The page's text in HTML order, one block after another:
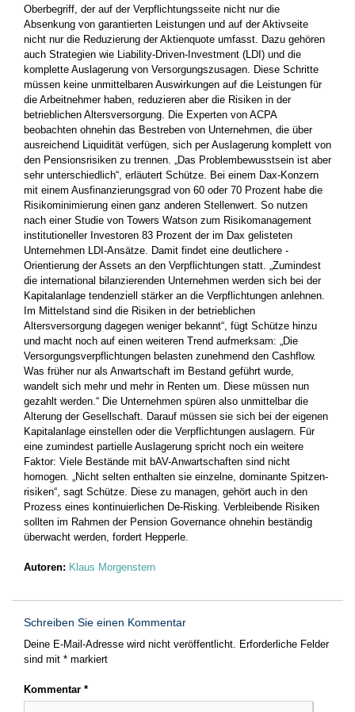
Oberbegriff, der auf der Verpflichtungsseite nicht nur die
Absenkung von garantierten Leistungen und auf der Aktivseite
nicht nur die Reduzierung der Aktienquote umfasst. Dazu gehören
auch Strategien wie Liability-Driven-Investment (LDI) und die
komplette Auslagerung von ­Versorgungszusagen. Diese Schritte
müssen keine unmittelbaren Auswirkungen auf die Leistungen für
die Arbeitnehmer haben, ­reduzieren aber die Risiken in der
betrieblichen Altersversorgung. Die Experten von ACPA
beobachten ohnehin das Bestreben von ­Unternehmen, die über
ausreichend Liquidität verfügen, sich per ­Auslagerung komplett von
den Pensionsrisiken zu trennen. „Das ­Problembewusstsein ist aber
sehr unterschiedlich“, erläutert Schütze. Bei einem Dax-Konzern
mit einem Ausfinanzierungsgrad von 60 oder 70 Prozent habe die
Risikominimierung einen ganz anderen Stellenwert. So nutzen
nach einer Studie von Towers Watson zum Risiko­management
institutioneller Investoren 83 Prozent der im Dax gelisteten
Unternehmen LDI-Ansätze. Damit findet eine deutlichere ­
Orientierung der Assets an den Verpflichtungen statt. „Zumindest
die international bilanzierenden Unternehmen werden sich bei der
Kapital­anlage ­tendenziell stärker an die Verpflichtungen anlehnen.
Im Mittelstand sind die Risiken in der betrieblichen
Altersversorgung dagegen weniger bekannt“, fügt Schütze hinzu
und macht noch auf einen weiteren Trend aufmerksam: „Die
Versorgungsverpflichtungen belasten ­zunehmend den Cashflow.
Was früher nur als Anwartschaft im ­Bestand geführt wurde,
wandelt sich mehr und mehr in Renten um. Diese müssen nun
gezahlt werden.“ Die Unternehmen spüren also­ unmittelbar die
Alterung der Gesellschaft. Darauf müssen sie sich bei der eigenen
Kapitalanlage einstellen oder die Verpflichtungen auslagern. Für
eine zumindest ­partielle Auslagerung spricht noch ein weitere
Faktor: Viele Bestände mit bAV-Anwartschaften sind nicht
homogen.­ „Nicht selten enthalten sie einzelne, dominante Spitzen­
risiken“, sagt Schütze. Diese zu ­managen, gehört auch in den
Prozess eines kontinuierlichen De-Risking. Verbleibende Risiken
sollten im Rahmen der Pension ­Governance ohnehin beständig
überwacht werden, fordert Hepperle.
Autoren: Klaus Morgenstern
Schreiben Sie einen Kommentar
Deine E-Mail-Adresse wird nicht veröffentlicht. Erforderliche Felder
sind mit * markiert
Kommentar *